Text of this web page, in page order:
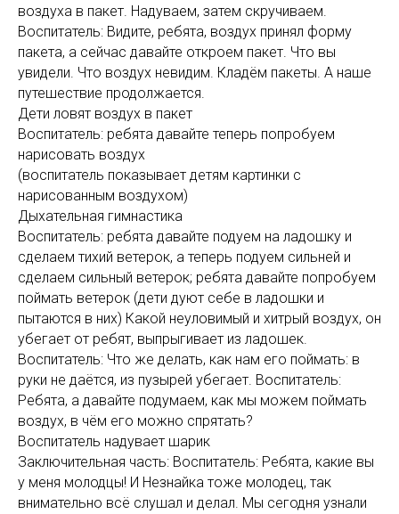
воздуха в пакет. Надуваем, затем скручиваем.
Воспитатель: Видите, ребята, воздух принял форму
пакета, а сейчас давайте откроем пакет. Что вы
увидели. Что воздух невидим. Кладём пакеты. А наше
путешествие продолжается.
Дети ловят воздух в пакет
Воспитатель: ребята давайте теперь попробуем
нарисовать воздух
(воспитатель показывает детям картинки с
нарисованным воздухом)
Дыхательная гимнастика
Воспитатель: ребята давайте подуем на ладошку и
сделаем тихий ветерок, а теперь подуем сильней и
сделаем сильный ветерок; ребята давайте попробуем
поймать ветерок (дети дуют себе в ладошки и
пытаются в них) Какой неуловимый и хитрый воздух, он
убегает от ребят, выпрыгивает из ладошек.
Воспитатель: Что же делать, как нам его поймать: в
руки не даётся, из пузырей убегает. Воспитатель:
Ребята, а давайте подумаем, как мы можем поймать
воздух, в чём его можно спрятать?
Воспитатель надувает шарик
Заключительная часть: Воспитатель: Ребята, какие вы
у меня молодцы! И Незнайка тоже молодец, так
внимательно всё слушал и делал. Мы сегодня узнали